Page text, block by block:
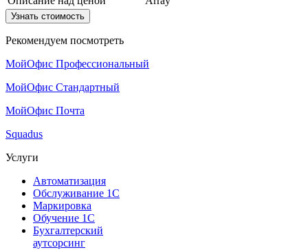
Узнать стоимость
Рекомендуем посмотреть
МойОфис Профессиональный
МойОфис Стандартный
МойОфис Почта
Squadus
Услуги
Автоматизация
Обслуживание 1С
Маркировка
Обучение 1С
Бухгалтерский
аутсорсинг